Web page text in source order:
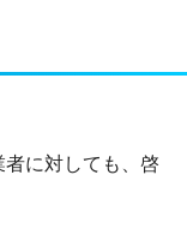
に対しても、啓